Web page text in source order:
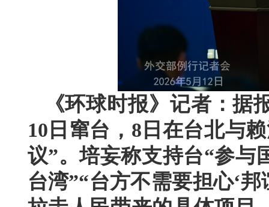
《环球时报》记者：据
10日窜台，8日在台北与
议”。培妄称支持台“参与
台湾”“台方不需要担心‘